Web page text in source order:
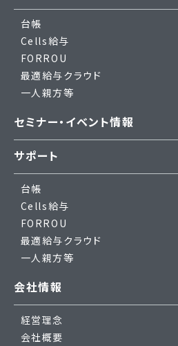
台帳
Cells給与
FORROU
最適給与クラウド
一人親方等
セミナー・イベント情報
サポート
台帳
Cells給与
FORROU
最適給与クラウド
一人親方等
会社情報
経営理念
会社概要